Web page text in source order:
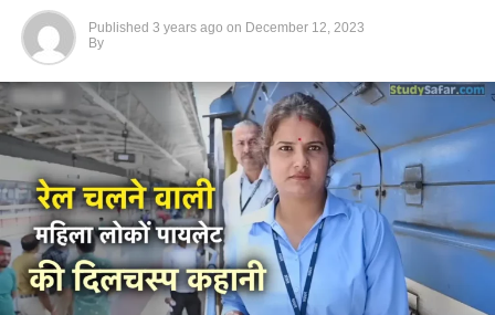
Published 3 years ago on December 12, 2023
By